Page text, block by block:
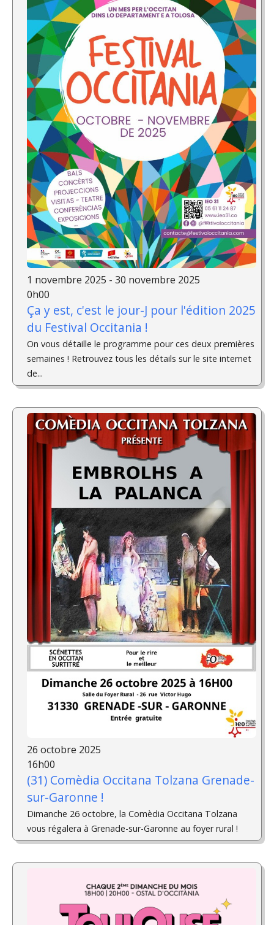
1 novembre 2025 - 30 novembre 2025
0h00
Ça y est, c'est le jour-J pour l'édition 2025
du Festival Occitania !
On vous détaille le programme pour ces deux premières
semaines ! Retrouvez tous les détails sur le site internet
de...
26 octobre 2025
16h00
(31) Comèdia Occitana Tolzana Grenade-
sur-Garonne !
Dimanche 26 octobre, la Comèdia Occitana Tolzana
vous régalera à Grenade-sur-Garonne au foyer rural !